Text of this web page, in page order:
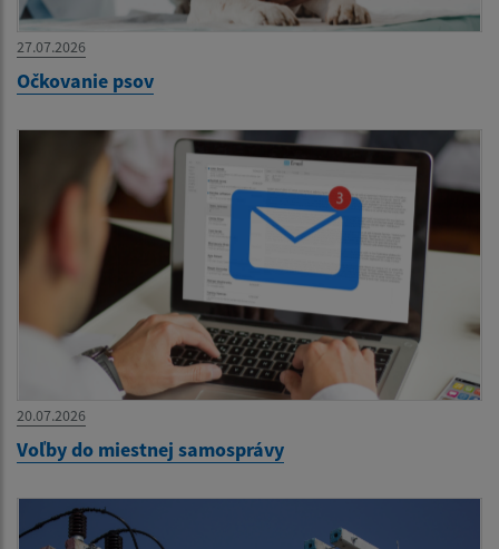
27.07.2026
Očkovanie psov
20.07.2026
Voľby do miestnej samosprávy